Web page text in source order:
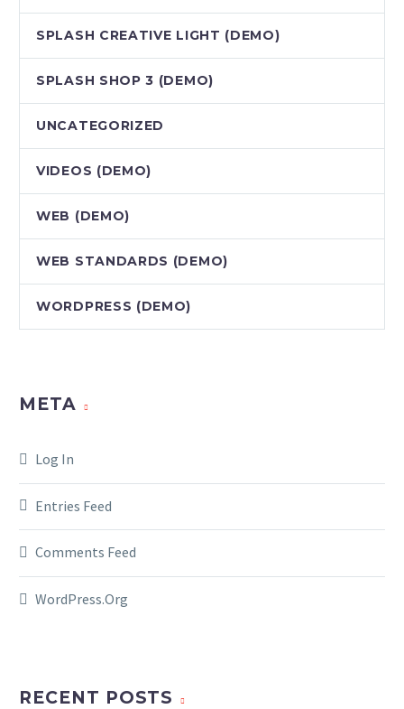
SPLASH CREATIVE LIGHT (DEMO)
SPLASH SHOP 3 (DEMO)
UNCATEGORIZED
VIDEOS (DEMO)
WEB (DEMO)
WEB STANDARDS (DEMO)
WORDPRESS (DEMO)
META
Log In
Entries Feed
Comments Feed
WordPress.org
RECENT POSTS